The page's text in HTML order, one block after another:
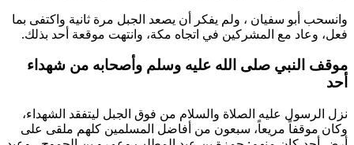
وانسحب أبو سفيان ، ولم يفكر أن يصعد الجبل مرة ثانية واكتفى بما
فعل، وعاد مع المشركين في اتجاه مكة، وانتهت موقعة أحد بذلك.
موقف النبي صلى الله عليه وسلم وأصحابه من شهداء
أحد
نزل الرسول عليه الصلاة والسلام من فوق الجبل ليتفقد الشهداء،
وكان موقفاً مريعاً، سبعون من أفاضل المسلمين كلهم ملقى على